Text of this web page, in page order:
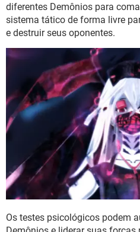
diferentes Demônios para
sistema tático de forma livre
e destruir seus oponentes.
Os testes psicológicos podem